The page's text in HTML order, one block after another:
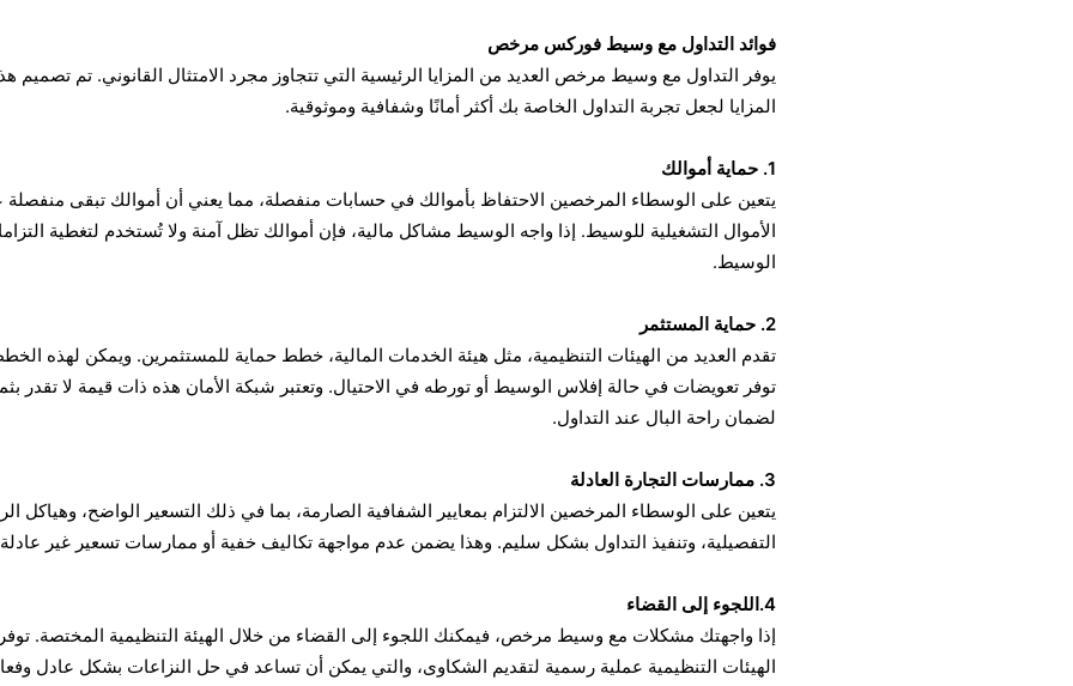
فوائد التداول مع وسيط فوركس مرخص
يوفر التداول مع وسيط مرخص العديد من المزايا الرئيسية التي تتجاوز مجرد الامتثال القانوني. تم تصميم
المزايا لجعل تجربة التداول الخاصة بك أكثر أمانًا وشفافية وموثوقية.
1. حماية أموالك
يتعين على الوسطاء المرخصين الاحتفاظ بأموالك في حسابات منفصلة، مما يعني أن أموالك تبقى
الأموال التشغيلية للوسيط. إذا واجه الوسيط مشاكل مالية، فإن أموالك تظل آمنة ولا تُستخدم لتغطية
الوسيط.
2. حماية المستثمر
تقدم العديد من الهيئات التنظيمية، مثل هيئة الخدمات المالية، خطط حماية للمستثمرين. ويمكن لهذه
توفر تعويضات في حالة إفلاس الوسيط أو تورطه في الاحتيال. وتعتبر شبكة الأمان هذه ذات قيمة لا تقدر
لضمان راحة البال عند التداول.
3. ممارسات التجارة العادلة
يتعين على الوسطاء المرخصين الالتزام بمعايير الشفافية الصارمة، بما في ذلك التسعير الواضح، وهياكل
التفصيلية، وتنفيذ التداول بشكل سليم. وهذا يضمن عدم مواجهة تكاليف خفية أو ممارسات تسعير غير
4.اللجوء إلى القضاء
إذا واجهتك مشكلات مع وسيط مرخص، فيمكنك اللجوء إلى القضاء من خلال الهيئة التنظيمية المختصة. توفر
الهيئات التنظيمية عملية رسمية لتقديم الشكاوى، والتي يمكن أن تساعد في حل النزاعات بشكل عادل